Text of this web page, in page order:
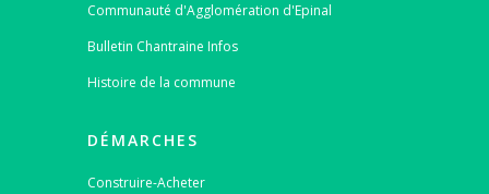
Communauté d'Agglomération d'Epinal
Bulletin Chantraine Infos
Histoire de la commune
DÉMARCHES
Construire-Acheter